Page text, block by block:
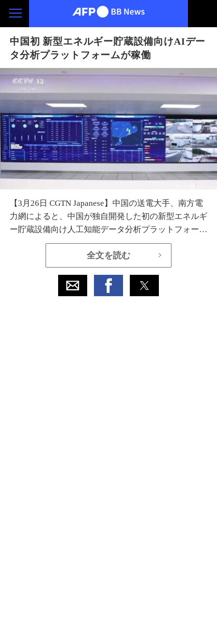
中国初 新型エネルギー貯蔵設備向けAIデー
タ分析プラットフォームが稼働
【3月26日 CGTN Japanese】中国の送電大手、南方電
力網によると、中国が独自開発した初の新型エネルギ
ー貯蔵設備向け人工知能データ分析プラットフォーム
が3月23日、正式に稼働しました。
全文を読む >